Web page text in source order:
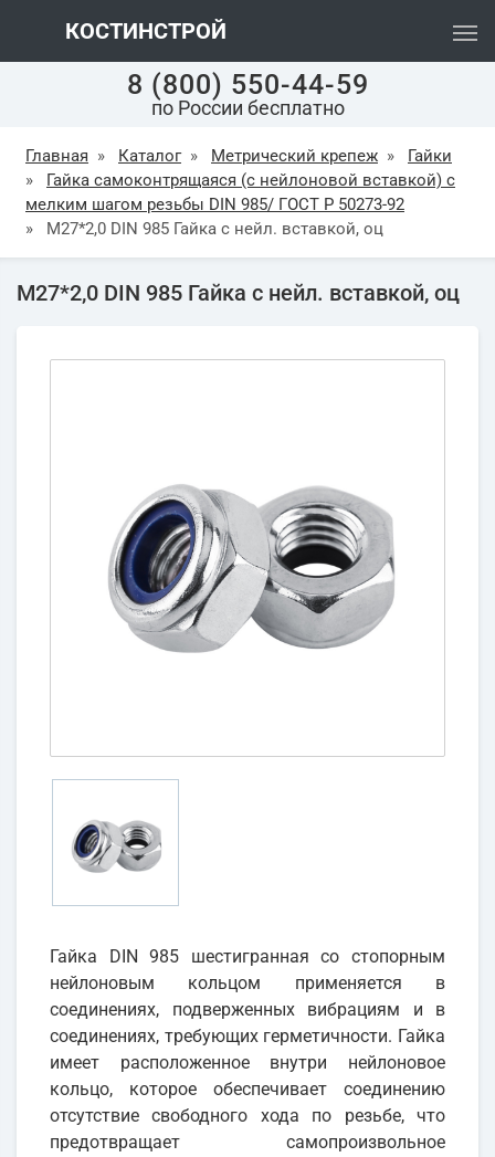
КОСТИНСТРОЙ
8 (800) 550-44-59
по России бесплатно
Главная » Каталог » Метрический крепеж »
Гайки
»
Гайка самоконтрящаяся (с нейлоновой вставкой) с
мелким шагом резьбы DIN 985/ ГОСТ Р 50273-92
»
М27*2,0 DIN 985 Гайка с нейл. вставкой, оц
М27*2,0 DIN 985 Гайка с нейл. вставкой, оц
Гайка DIN 985 шестигранная со стопорным
нейлоновым кольцом применяется в
соединениях, подверженных вибрациям и в
соединениях, требующих герметичности. Гайка
имеет расположенное внутри нейлоновое
кольцо, которое обеспечивает соединению
отсутствие свободного хода по резьбе, что
предотвращает самопроизвольное